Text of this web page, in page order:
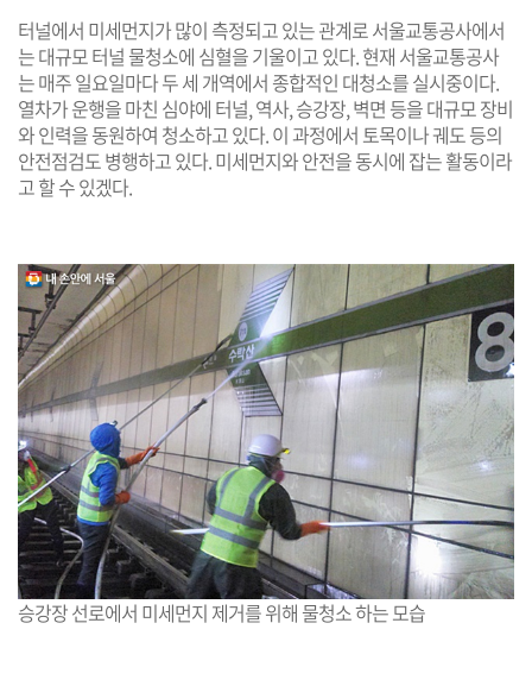
터널에서 미세먼지가 많이 측정되고 있는 관계로 서울교통공사에서
는 대규모 터널 물청소에 심혈을 기울이고 있다. 현재 서울교통공사
는 매주 일요일마다 두 세 개역에서 종합적인 대청소를 실시중이다.
열차가 운행을 마친 심야에 터널, 역사, 승강장, 벽면 등을 대규모 장비
와 인력을 동원하여 청소하고 있다. 이 과정에서 토목이나 궤도 등의
안전점검도 병행하고 있다. 미세먼지와 안전을 동시에 잡는 활동이라
고 할 수 있겠다.
승강장 선로에서 미세먼지 제거를 위해 물청소 하는 모습